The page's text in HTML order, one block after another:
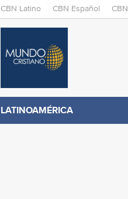
M
N
E
CBN Latino CBN Español
C
B
N
.
LATINOAMÉRICA